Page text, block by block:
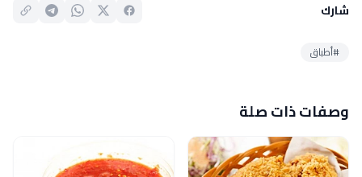
شارك
#أطباق
وصفات ذات صلة